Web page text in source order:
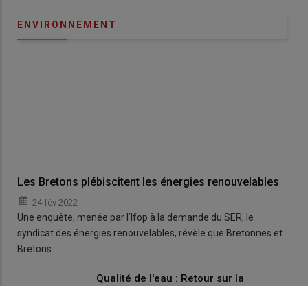
ENVIRONNEMENT
Les Bretons plébiscitent les énergies renouvelables
24 fév 2022
Une enquête, menée par l’Ifop à la demande du SER, le
syndicat des énergies renouvelables, révèle que Bretonnes et
Bretons…
Qualité de l'eau : Retour sur la